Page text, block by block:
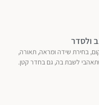
ולסדר
בחירת שידה ומראה, תאורה,
שתאהבי לשבת בה, גם בחדר קטן.